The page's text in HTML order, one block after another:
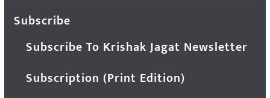
Subscribe
Subscribe To Krishak Jagat Newsletter
Subscription (Print Edition)